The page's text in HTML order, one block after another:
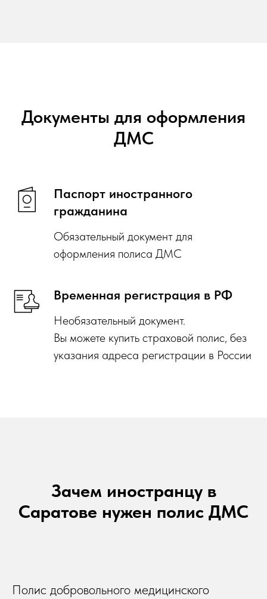
Документы для оформления
ДМС
Паспорт иностранного
гражданина
Обязательный документ для
оформления полиса ДМС
Временная регистрация в РФ
Необязательный документ.
Вы можете купить страховой полис, без
указания адреса регистрации в России
Зачем иностранцу в
Саратове нужен полис ДМС
Полис добровольного медицинского